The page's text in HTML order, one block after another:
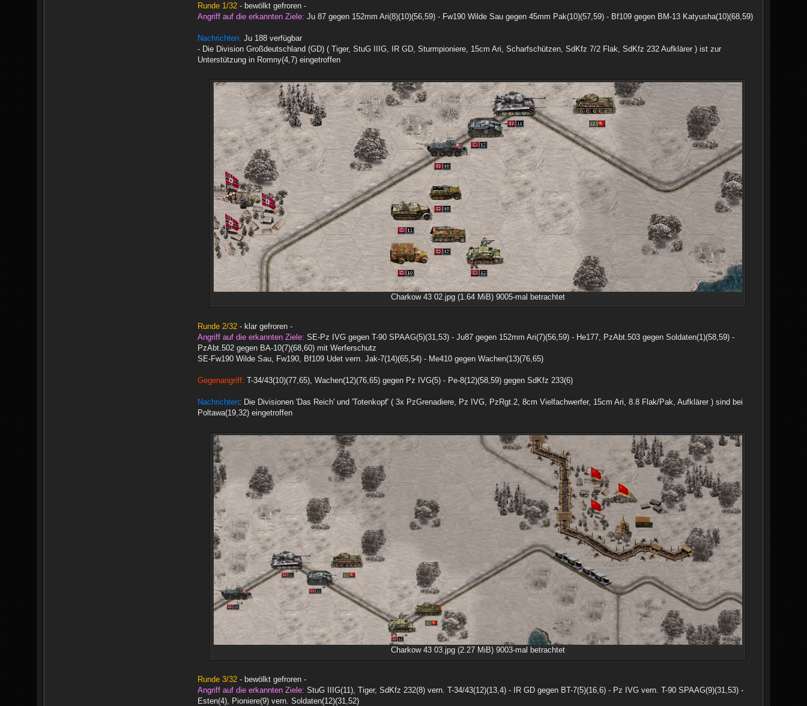
Runde 1/32 - bewölkt gefroren -
Angriff auf die erkannten Ziele: Ju 87 gegen 152mm Ari(8)(10)(56,59) - Fw190 Wilde Sau gegen 45mm Pak(10)(57,59) - Bf109 gegen BM-13 Katyusha(10)(68,59)
Nachrichten: Ju 188 verfügbar
- Die Division Großdeutschland (GD) ( Tiger, StuG IIIG, IR GD, Sturmpioniere, 15cm Ari, Scharfschützen, SdKfz 7/2 Flak, SdKfz 232 Aufklärer ) ist zur
Unterstützung in Romny(4,7) eingetroffen
Charkow 43 02.jpg (1.64 MiB) 9005-mal betrachtet
Runde 2/32 - klar gefroren -
Angriff auf die erkannten Ziele: SE-Pz IVG gegen T-90 SPAAG(5)(31,53) - Ju87 gegen 152mm Ari(7)(56,59) - He177, PzAbt.503 gegen Soldaten(1)(58,59) -
PzAbt.502 gegen BA-10(7)(68,60) mit Werferschutz
SE-Fw190 Wilde Sau, Fw190, Bf109 Udet vern. Jak-7(14)(65,54) - Me410 gegen Wachen(13)(76,65)
Gegenangriff: T-34/43(10)(77,65), Wachen(12)(76,65) gegen Pz IVG(5) - Pe-8(12)(58,59) gegen SdKfz 233(6)
Nachrichten: Die Divisionen 'Das Reich' und 'Totenkopf' ( 3x PzGrenadiere, Pz IVG, PzRgt.2, 8cm Vielfachwerfer, 15cm Ari, 8.8 Flak/Pak, Aufklärer ) sind bei
Poltawa(19,32) eingetroffen
Charkow 43 03.jpg (2.27 MiB) 9003-mal betrachtet
Runde 3/32 - bewölkt gefroren -
Angriff auf die erkannten Ziele: StuG IIIG(11), Tiger, SdKfz 232(8) vern. T-34/43(12)(13,4) - IR GD gegen BT-7(5)(16,6) - Pz IVG vern. T-90 SPAAG(9)(31,53) -
Esten(4), Pioniere(9) vern. Soldaten(12)(31,52)